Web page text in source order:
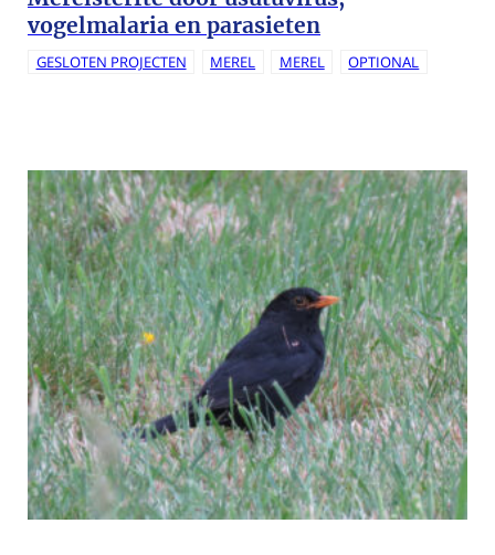
vogelmalaria en parasieten
GESLOTEN PROJECTEN MEREL MEREL OPTIONAL